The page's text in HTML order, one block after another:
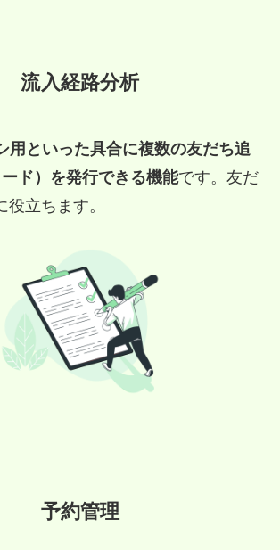
流入経路分析
用といった具合に複数の友だち追
ド）を発行できる機能です。友だ
立ちます。
予約管理